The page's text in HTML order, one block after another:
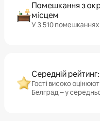
Помешкання з
місцем
У 3 510
Середній
Гості високо
Белград – у